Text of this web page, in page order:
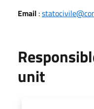
Email :
unit